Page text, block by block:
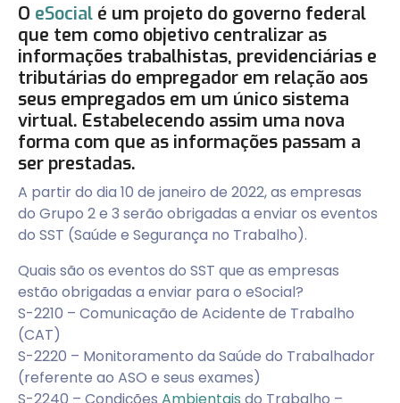
O eSocial é um projeto do governo federal
que tem como objetivo centralizar as
informações trabalhistas, previdenciárias e
tributárias do empregador em relação aos
seus empregados em um único sistema
virtual. Estabelecendo assim uma nova
forma com que as informações passam a
ser prestadas.
A partir do dia 10 de janeiro de 2022, as empresas
do Grupo 2 e 3 serão obrigadas a enviar os eventos
do SST (Saúde e Segurança no Trabalho).
Quais são os eventos do SST que as empresas
estão obrigadas a enviar para o eSocial?
S-2210 – Comunicação de Acidente de Trabalho
(CAT)
S-2220 – Monitoramento da Saúde do Trabalhador
(referente ao ASO e seus exames)